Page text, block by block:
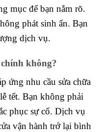
mục để bạn nắm rõ.
phát sinh ẩn. Bạn
dịch vụ.
không?
ứng nhu cầu sửa chữa
tết. Bạn không phải
phục sự cố. Dịch vụ
vận hành trở lại bình